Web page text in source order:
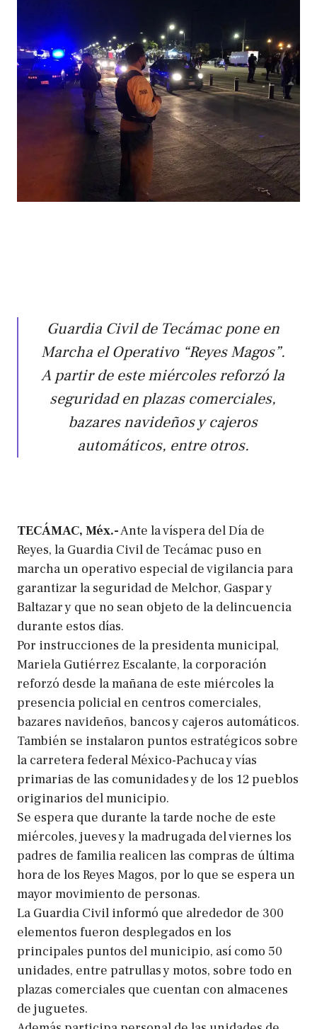
Guardia Civil de Tecámac pone en
Marcha el Operativo “Reyes Magos”.
A partir de este miércoles reforzó la
seguridad en plazas comerciales,
bazares navideños y cajeros
automáticos, entre otros.
TECÁMAC, Méx.-Ante la víspera del Día de
Reyes, la Guardia Civil de Tecámac puso en
marcha un operativo especial de vigilancia para
garantizar la seguridad de Melchor, Gaspar y
Baltazar y que no sean objeto de la delincuencia
durante estos días.
Por instrucciones de la presidenta municipal,
Mariela Gutiérrez Escalante, la corporación
reforzó desde la mañana de este miércoles la
presencia policial en centros comerciales,
bazares navideños, bancos y cajeros automáticos.
También se instalaron puntos estratégicos sobre
la carretera federal México-Pachuca y vías
primarias de las comunidades y de los 12 pueblos
originarios del municipio.
Se espera que durante la tarde noche de este
miércoles, jueves y la madrugada del viernes los
padres de familia realicen las compras de última
hora de los Reyes Magos, por lo que se espera un
mayor movimiento de personas.
La Guardia Civil informó que alrededor de 300
elementos fueron desplegados en los
principales puntos del municipio, así como 50
unidades, entre patrullas y motos, sobre todo en
plazas comerciales que cuentan con almacenes
de juguetes.